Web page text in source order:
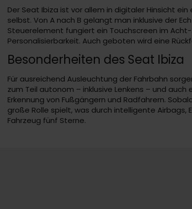
Der Seat Ibiza ist vor allem in digitaler Hinsicht
selbst. Von A nach B gelangt man inklusive der
Steuerelement fungiert ein Touchscreen im
Personalisierbarkeit. Auch geboten wird eine
Besonderheiten des Seat Ibiza
Für ausreichend Ausleuchtung der Fahrbahn
zum Teil autonom – inklusive Lenkens – und
Erkennung von Fußgängern und Radfahrern.
große Rolle spielt, was durch intelligente
Fahrzeug fünf Sterne.